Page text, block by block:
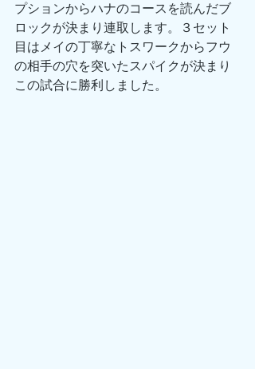
プションからハナのコースを読んだブ
ロックが決まり連取します。３セット
目はメイの丁寧なトスワークからフウ
の相手の穴を突いたスパイクが決まり
この試合に勝利しました。